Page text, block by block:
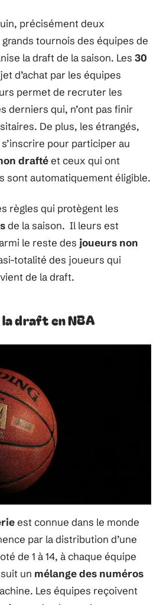
précisément deux
tournois des équipes de
la draft de la saison. Les 30
d’achat par les équipes
permet de recruter les
derniers qui, n’ont pas finir
De plus, les étrangés,
pour participer au
draftéet ceux qui ont
sont automatiquement éligible.
règles qui protègent les
de la saison. Il leurs est
le reste des joueurs non
totalité des joueurs qui
de la draft.
draft en NBA
est connue dans le monde
par la distribution d’une
de 1 à 14, à chaque équipe
un mélange des numéros
Les équipes reçoivent